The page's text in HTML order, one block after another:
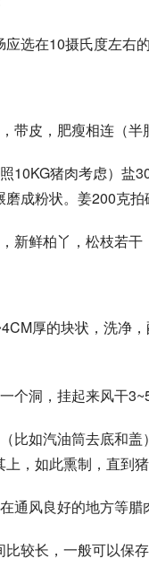
选在10摄氏度左右的
带皮，肥瘦相连（半
10KG猪肉考虑）盐
成粉状。姜200克
新鲜柏丫，松枝若干
厚的块状，洗净
个洞，挂起来风干3~5
比如汽油筒去底和
，如此熏制，直到
通风良好的地方等腊
比较长，一般可以保